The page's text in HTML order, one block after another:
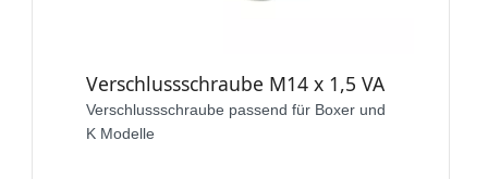
Verschlussschraube M14 x 1,5 VA
Verschlussschraube passend für Boxer und
K Modelle